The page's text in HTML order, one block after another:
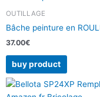
OUTILLAGE
Bâche peinture en
37.00€
buy product